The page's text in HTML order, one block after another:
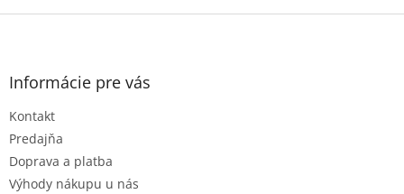
Z
Informácie pre vás
Kontakt
Predajňa
Doprava a platba
Výhody nákupu u nás